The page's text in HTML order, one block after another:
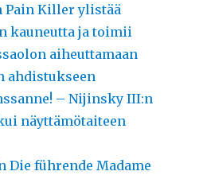
Pain Killer ylistää
kauneutta ja toimii
aiheuttamaan
ahdistukseen
– Nijinsky III:n
näyttämötaiteen
Die führende Madame